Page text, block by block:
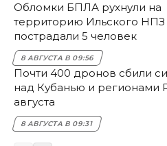
Обломки БПЛА рухнули на
территорию Ильского НПЗ —
пострадали 5 человек
8 АВГУСТА В 09:56
Почти 400 дронов сбили
над Кубанью и регионами
августа
8 АВГУСТА В 09:31